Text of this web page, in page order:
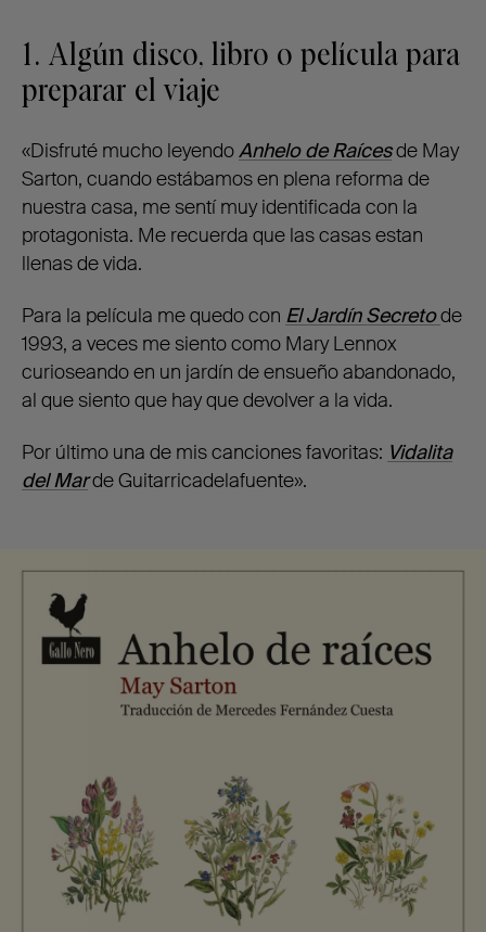
1. Algún disco, libro o película para
preparar el viaje
«Disfruté mucho leyendoAnhelo de Raícesde May
Sarton, cuando estábamos en plena reforma de
nuestra casa, me sentí muy identificada con la
protagonista. Me recuerda que las casas estan
llenas de vida.
Para la película me quedo con El Jardín Secretode
1993, a veces me siento como Mary Lennox
curioseando en un jardín de ensueño abandonado,
al que siento que hay que devolver a la vida.
Por último una de mis canciones favoritas: Vidalita
del Marde Guitarricadelafuente».